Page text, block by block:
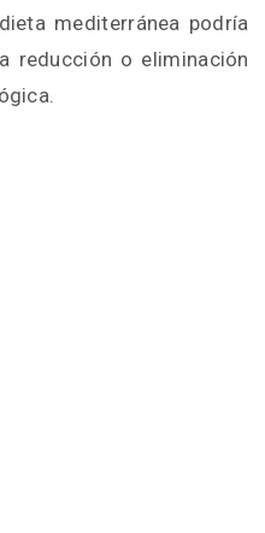
mediterránea podría
reducción o eliminación